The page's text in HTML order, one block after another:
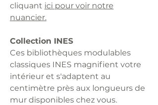
cliquant ici pour voir notre
nuancier.
Collection INES
Ces bibliothèques modulables
classiques INES magnifient votre
intérieur et s'adaptent au
centimètre près aux longueurs de
mur disponibles chez vous.